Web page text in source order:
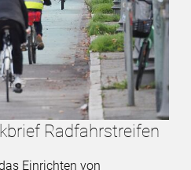
Radfahrstreifen
Einrichten von